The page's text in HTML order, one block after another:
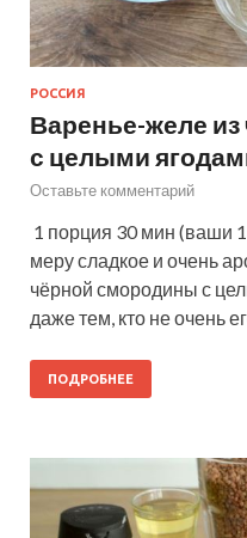
РОССИЯ
Варенье-желе
с целыми
Оставьте комментарий
1 порция 30 мин (ваши
меру сладкое и очень
чёрной смородины с
даже тем, кто не очень
ПОДРОБНЕЕ